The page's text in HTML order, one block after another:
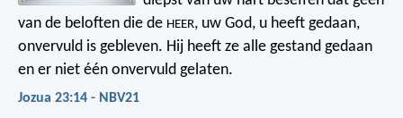
van de beloften die de HEER, uw God, u heeft gedaan,
onvervuld is gebleven. Hij heeft ze alle gestand gedaan
en er niet één onvervuld gelaten.
Jozua 23:14 - NBV21